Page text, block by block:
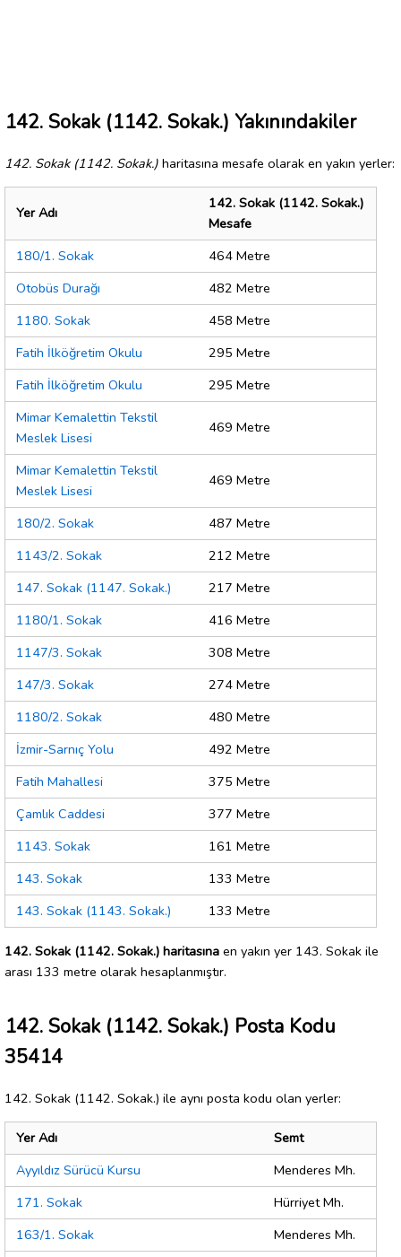
142. Sokak (1142. Sokak.) Yakınındakiler
142. Sokak (1142. Sokak.) haritasına mesafe olarak en yakın yerler:
Yer Adı
142. Sokak (1142. Sokak.)
Mesafe
180/1. Sokak
464 Metre
Otobüs Durağı
482 Metre
1180. Sokak
458 Metre
Fatih İlköğretim Okulu
295 Metre
Fatih İlköğretim Okulu
295 Metre
Mimar Kemalettin Tekstil
Meslek Lisesi
469 Metre
Mimar Kemalettin Tekstil
Meslek Lisesi
469 Metre
180/2. Sokak
487 Metre
1143/2. Sokak
212 Metre
147. Sokak (1147. Sokak.)
217 Metre
1180/1. Sokak
416 Metre
1147/3. Sokak
308 Metre
147/3. Sokak
274 Metre
1180/2. Sokak
480 Metre
İzmir-Sarnıç Yolu
492 Metre
Fatih Mahallesi
375 Metre
Çamlık Caddesi
377 Metre
1143. Sokak
161 Metre
143. Sokak
133 Metre
143. Sokak (1143. Sokak.)
133 Metre
142. Sokak (1142. Sokak.) haritasına en yakın yer 143. Sokak ile
arası 133 metre olarak hesaplanmıştır.
142. Sokak (1142. Sokak.) Posta Kodu
35414
142. Sokak (1142. Sokak.) ile aynı posta kodu olan yerler:
Yer Adı
Semt
Ayyıldız Sürücü Kursu
Menderes Mh.
171. Sokak
Hürriyet Mh.
163/1. Sokak
Menderes Mh.